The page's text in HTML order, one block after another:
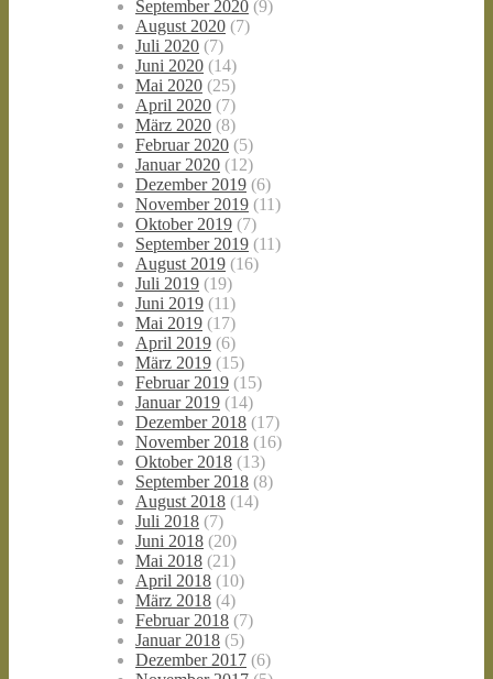
September 2020 (9)
August 2020 (7)
Juli 2020 (7)
Juni 2020 (14)
Mai 2020 (25)
April 2020 (7)
März 2020 (8)
Februar 2020 (5)
Januar 2020 (12)
Dezember 2019 (6)
November 2019 (11)
Oktober 2019 (7)
September 2019 (11)
August 2019 (16)
Juli 2019 (19)
Juni 2019 (11)
Mai 2019 (17)
April 2019 (6)
März 2019 (15)
Februar 2019 (15)
Januar 2019 (14)
Dezember 2018 (17)
November 2018 (16)
Oktober 2018 (13)
September 2018 (8)
August 2018 (14)
Juli 2018 (7)
Juni 2018 (20)
Mai 2018 (21)
April 2018 (10)
März 2018 (4)
Februar 2018 (7)
Januar 2018 (5)
Dezember 2017 (6)